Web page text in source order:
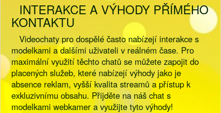
INTERAKCE A VÝHODY PŘÍMÉHO
KONTAKTU
Videochaty pro dospělé často nabízejí interakce s
modelkami a dalšími uživateli v reálném čase. Pro
maximální využití těchto chatů se můžete zapojit do
placených služeb, které nabízejí výhody jako je
absence reklam, vyšší kvalita streamů a přístup k
exkluzivnímu obsahu. Přijděte na náš chat s
modelkami webkamer a využijte tyto výhody!